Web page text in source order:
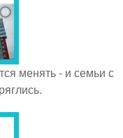
менять - и семьи с